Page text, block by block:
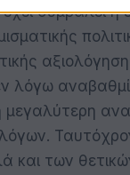
συμβάλει η
λόγω
και των